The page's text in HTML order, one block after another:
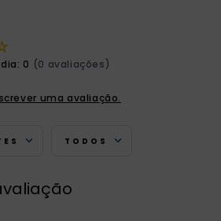
0 (0 avaliações)
uma avaliação.
TODOS